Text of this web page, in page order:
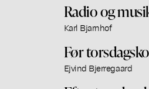
Radio og
Karl Bjarnhof
Før
Ejvind Bjerregaard